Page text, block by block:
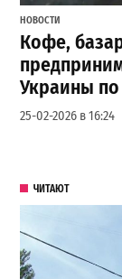
НОВОСТИ
Кофе,
Украины по
25-02-2026 в 16:24
ЧИТАЮТ